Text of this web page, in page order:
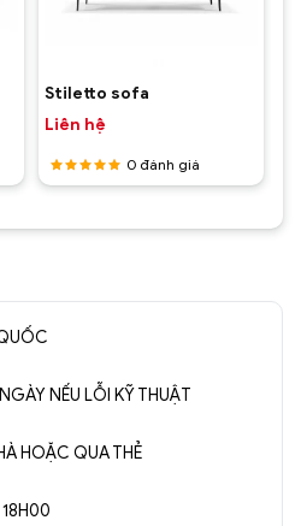
Stiletto sofa
Liên hệ
Được
55 sao
0 đánh giá
NẾU LỖI KỸ THUẬT
HOẶC QUA THẺ